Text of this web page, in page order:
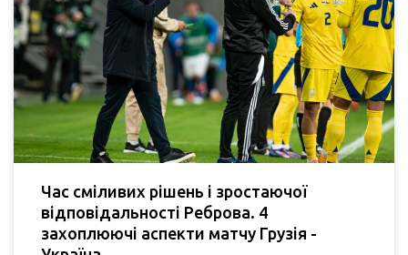
Час сміливих рішень і зростаючої
відповідальності Реброва. 4
захоплюючі аспекти матчу Грузія -